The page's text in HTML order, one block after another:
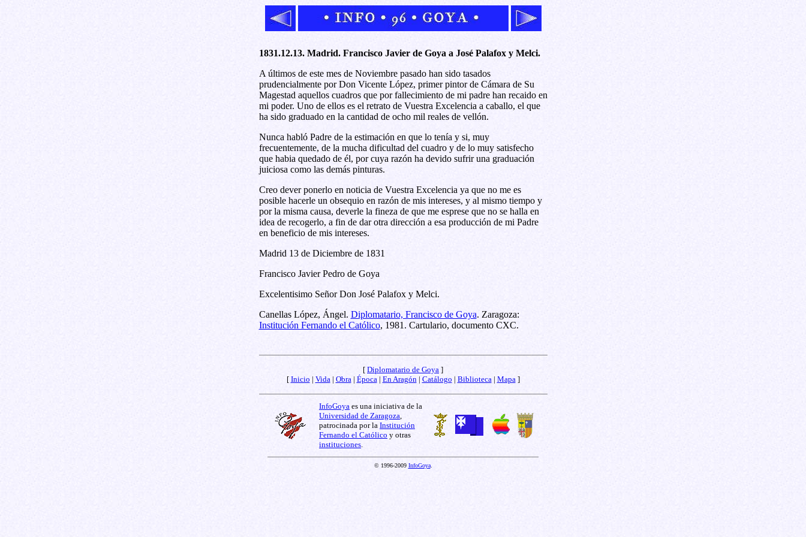
1831.12.13. Madrid. Francisco Javier de Goya a José Palafox y Melci.
A últimos de este mes de Noviembre pasado han sido tasados
prudencialmente por Don Vicente López, primer pintor de Cámara de Su
Magestad aquellos cuadros que por fallecimiento de mi padre han recaido en
mi poder. Uno de ellos es el retrato de Vuestra Excelencia a caballo, el que
ha sido graduado en la cantidad de ocho mil reales de vellón.
Nunca habló Padre de la estimación en que lo tenía y si, muy
frecuentemente, de la mucha dificultad del cuadro y de lo muy satisfecho
que habia quedado de él, por cuya razón ha devido sufrir una graduación
juiciosa como las demás pinturas.
Creo dever ponerlo en noticia de Vuestra Excelencia ya que no me es
posible hacerle un obsequio en razón de mis intereses, y al mismo tiempo y
por la misma causa, deverle la fineza de que me esprese que no se halla en
idea de recogerlo, a fin de dar otra dirección a esa producción de mi Padre
en beneficio de mis intereses.
Madrid 13 de Diciembre de 1831
Francisco Javier Pedro de Goya
Excelentisimo Señor Don José Palafox y Melci.
Canellas López, Ángel. Diplomatario, Francisco de Goya. Zaragoza:
Institución Fernando el Católico, 1981. Cartulario, documento CXC.
[ Diplomatario de Goya ]
[ Inicio | Vida | Obra | Época | En Aragón | Catálogo | Biblioteca | Mapa ]
InfoGoya es una iniciativa de la
Universidad de Zaragoza
patrocinada por la Institución
Fernando el Católico y otras
instituciones
© 1996-2009 InfoGoya.